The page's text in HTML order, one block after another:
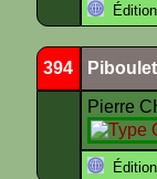
394
Pierre